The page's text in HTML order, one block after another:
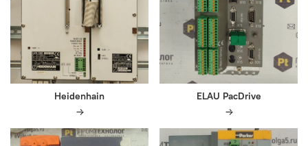
Heidenhain ELAU PacDrive